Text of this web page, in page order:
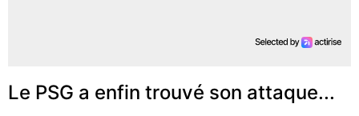
Le PSG a enfin trouvé son attaque...